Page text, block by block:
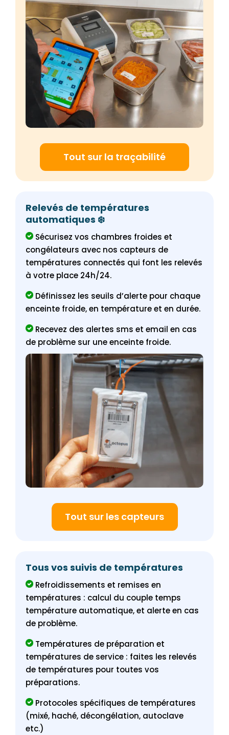
Tout sur la traçabilité
Relevés de températures
automatiques ❄️
Sécurisez vos chambres froides et
congélateurs avec nos capteurs de
températures connectés qui font les relevés
à votre place 24h/24.
Définissez les seuils d’alerte pour chaque
enceinte froide, en température et en durée.
Recevez des alertes sms et email en cas
de problème sur une enceinte froide.
Tout sur les capteurs
Tous vos suivis de températures
Refroidissements et remises en
températures : calcul du couple temps
température automatique, et alerte en cas
de problème.
Températures de préparation et
températures de service : faites les relevés
de températures pour toutes vos
préparations.
Protocoles spécifiques de températures
(mixé, haché, décongélation, autoclave
etc.)